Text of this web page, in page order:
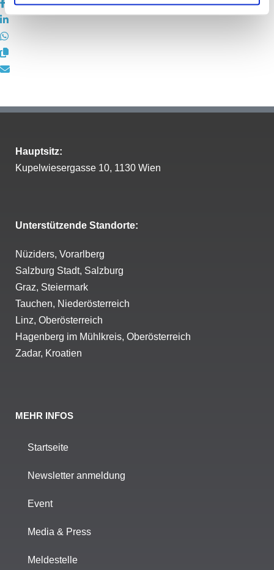
Hauptsitz:
Kupelwiesergasse 10, 1130 Wien
Unterstützende Standorte:
Nüziders, Vorarlberg
Salzburg Stadt, Salzburg
Graz, Steiermark
Tauchen, Niederösterreich
Linz, Oberösterreich
Hagenberg im Mühlkreis, Oberösterreich
Zadar, Kroatien
MEHR INFOS
Startseite
Newsletter anmeldung
Event
Media & Press
Meldestelle